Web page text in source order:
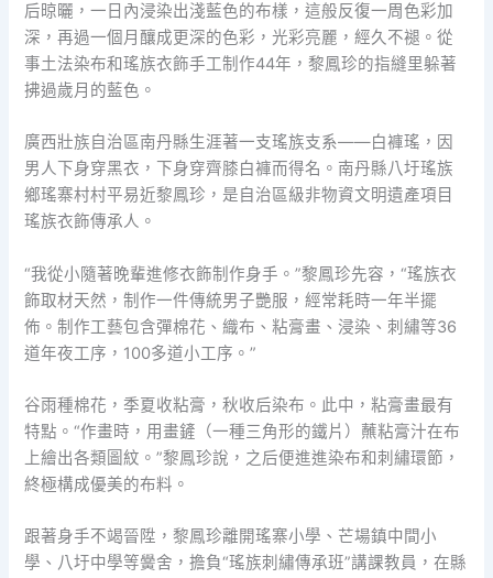
后晾曬，一日內浸染出淺藍色的布樣，這般反復一周色彩加
深，再過一個月釀成更深的色彩，光彩亮麗，經久不褪。從
事土法染布和瑤族衣飾手工制作44年，黎鳳珍的指縫里躲著
拂過歲月的藍色。
廣西壯族自治區南丹縣生涯著一支瑤族支系——白褲瑤，因
男人下身穿黑衣，下身穿齊膝白褲而得名。南丹縣八圩瑤族
鄉瑤寨村村平易近黎鳳珍，是自治區級非物資文明遺產項目
瑤族衣飾傳承人。
“我從小隨著晚輩進修衣飾制作身手。”黎鳳珍先容，“瑤族衣
飾取材天然，制作一件傳統男子艷服，經常耗時一年半擺
佈。制作工藝包含彈棉花、織布、粘膏畫、浸染、刺繡等36
道年夜工序，100多道小工序。”
谷雨種棉花，季夏收粘膏，秋收后染布。此中，粘膏畫最有
特點。“作畫時，用畫鏟（一種三角形的鐵片）蘸粘膏汁在布
上繪出各類圖紋。”黎鳳珍說，之后便進進染布和刺繡環節，
終極構成優美的布料。
跟著身手不竭晉陞，黎鳳珍離開瑤寨小學、芒場鎮中間小
學、八圩中學等黌舍，擔負“瑤族刺繡傳承班”講課教員，在縣